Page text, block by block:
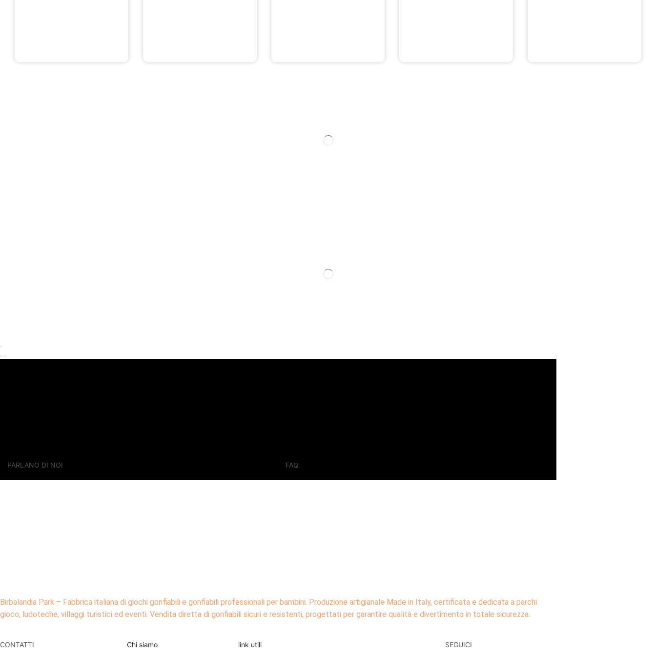
PARLANO DI NOI FAQ
Birbalandia Park – Fabbrica italiana di giochi gonfiabili e gonfiabili professionali per bambini. Produzione artigianale Made in Italy, certificata e dedicata a parchi
gioco, ludoteche, villaggi turistici ed eventi. Vendita diretta di gonfiabili sicuri e resistenti, progettati per garantire qualità e divertimento in totale sicurezza.
CONTATTI Chi siamo link utili SEGUICI